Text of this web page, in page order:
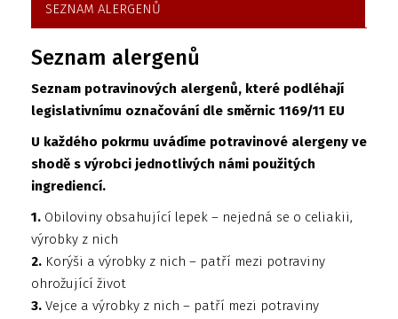
SEZNAM ALERGENŮ
Seznam alergenů
Seznam potravinových alergenů, které podléhají
legislativnímu označování dle směrnic 1169/11 EU
U každého pokrmu uvádíme potravinové alergeny ve
shodě s výrobci jednotlivých námi použitých
ingrediencí.
1. Obiloviny obsahující lepek – nejedná se o celiakii,
výrobky z nich
2. Korýši a výrobky z nich – patří mezi potraviny
ohrožující život
3. Vejce a výrobky z nich – patří mezi potraviny